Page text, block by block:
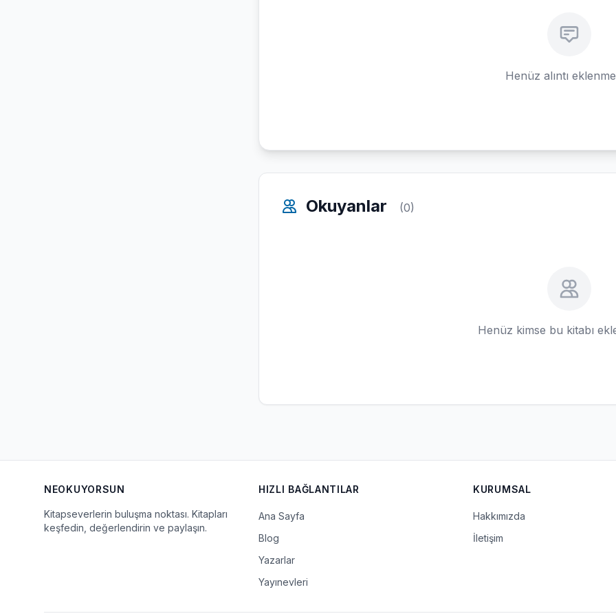
Henüz alıntı
Okuyanlar (0)
Henüz kimse bu kitabı
NEOKUYORSUN
Kitapseverlerin buluşma noktası. Kitapları
keşfedin, değerlendirin ve paylaşın.
HIZLI BAĞLANTILAR
Ana Sayfa
Blog
Yazarlar
Yayınevleri
KURUMSAL
Hakkımızda
İletişim